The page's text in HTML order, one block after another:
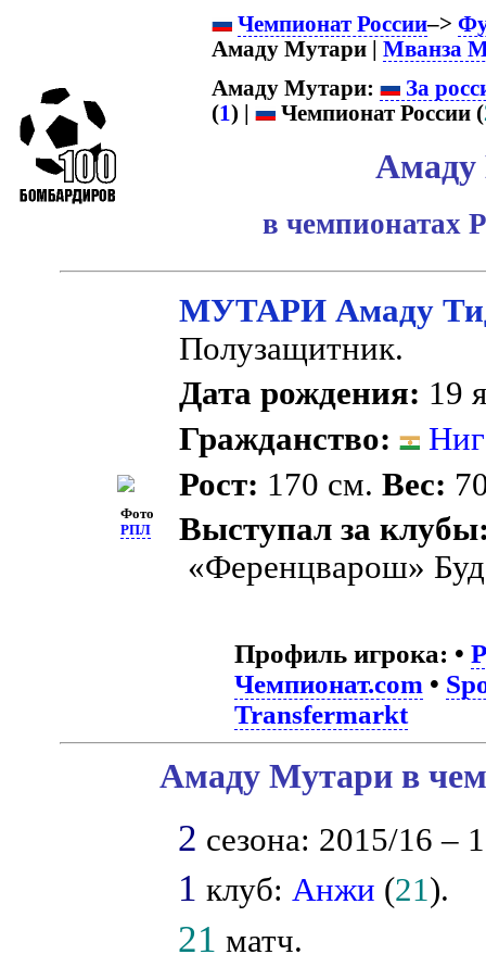
Чемпионат России–>
Амаду Мутари | Мванза
Амаду Мутари:
За
(1) | Чемпионат России (
Амаду
в чемпионатах
Фото
РПЛ
МУТАРИ Амаду
Полузащитник.
Дата рождения: 19
Гражданство:
Рост: 170 см.Вес:
Выступал за
«Ференцварош»
Профиль игрока: •
Чемпионат.com •
Transfermarkt
Амаду Мутари в
2 сезона: 2015/16 –
1 клуб:Анжи (21).
21 матч.